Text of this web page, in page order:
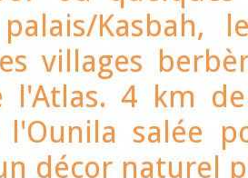
Kasbah,
villages
l'Atlas. 4 km
salée
décor naturel